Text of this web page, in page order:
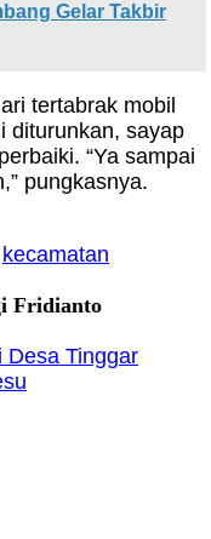
Gelar Takbir
tertabrak mobil
diturunkan, sayap
“Ya sampai
pungkasnya.
kecamatan
Fridianto
Desa Tinggar